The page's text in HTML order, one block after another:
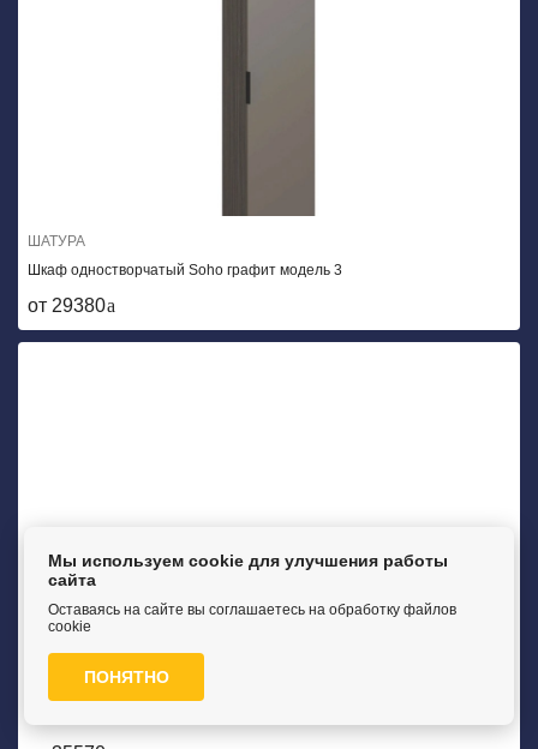
ШАТУРА
Шкаф одностворчатый Soho графит модель 3
от 29380
Мы используем cookie для улучшения работы
сайта
Оставаясь на сайте вы соглашаетесь на обработку файлов
cookie
ПОНЯТНО